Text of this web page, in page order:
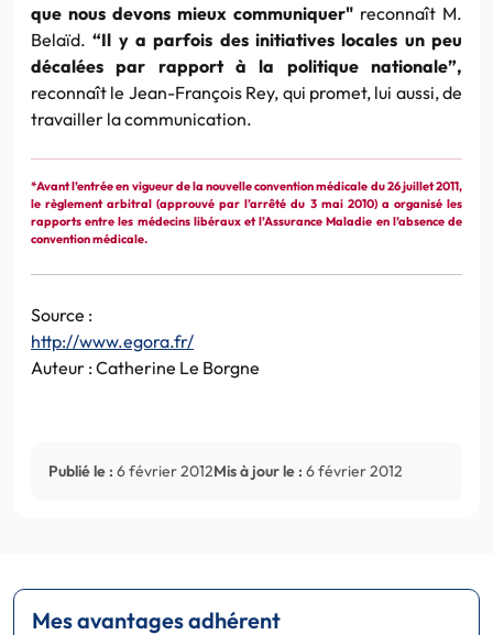
que nous devons mieux communiquer" reconnaît M.
Belaïd.“Il y a parfois des initiatives locales un peu
décalées par rapport à la politique nationale”,
reconnaît le Jean-François Rey, qui promet, lui aussi, de
travailler la communication.
*Avant l’entrée en vigueur de la nouvelle convention médicale du 26 juillet 2011,
le règlement arbitral (approuvé par l’arrêté du 3 mai 2010) a organisé les
rapports entre les médecins libéraux et l’Assurance Maladie en l’absence de
convention médicale.
Source :
http://www.egora.fr/
Auteur : Catherine Le Borgne
Publié le : 6 février 2012Mis à jour le : 6 février 2012
Mes avantages adhérent